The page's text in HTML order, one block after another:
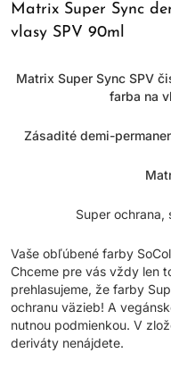
Matrix Super Sync
vlasy SPV 90ml
Matrix Super Sync SPV
farba na
Zásadité demi-
Super ochrana,
Vaše obľúbené farby
Chceme pre vás vždy len
prehlasujeme, že farby
ochranu väzieb! A
nutnou podmienkou. V
deriváty nenájdete.